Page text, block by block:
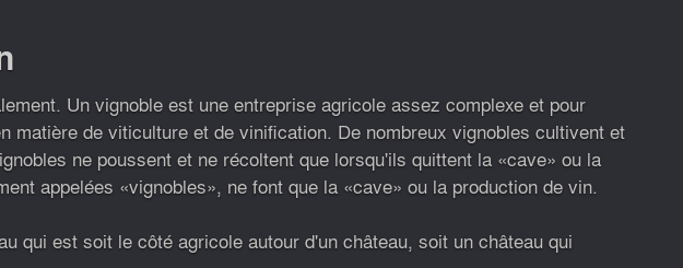
Un vignoble est une entreprise agricole assez complexe et pour
de viticulture et de vinification. De nombreux vignobles cultivent et
ne poussent et ne récoltent que lorsqu'ils quittent la «cave» ou la
appelées «vignobles», ne font que la «cave» ou la production de vin.
qui est soit le côté agricole autour d'un château, soit un château qui